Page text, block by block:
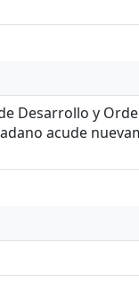
Desarrollo y
acude